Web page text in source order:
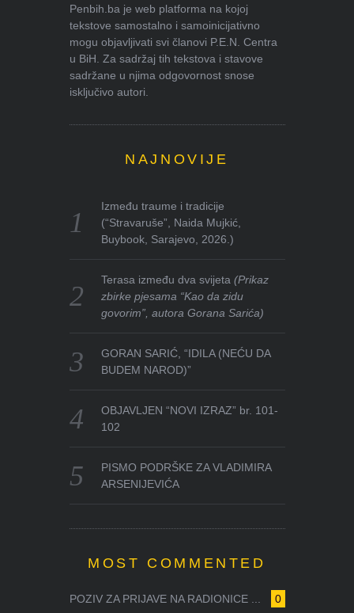
Penbih.ba je web platforma na kojoj
tekstove samostalno i samoinicijativno
mogu objavljivati svi članovi P.E.N. Centra
u BiH. Za sadržaj tih tekstova i stavove
sadržane u njima odgovornost snose
isključivo autori.
NAJNOVIJE
Između traume i tradicije
(“Stravaruše”, Naida Mujkić,
Buybook, Sarajevo, 2026.)
Terasa između dva svijeta(Prikaz
zbirke pjesama “Kao da zidu
govorim”, autora Gorana Sarića)
GORAN SARIĆ, “IDILA (NEĆU DA
BUDEM NAROD)”
OBJAVLJEN “NOVI IZRAZ” br. 101-
102
PISMO PODRŠKE ZA VLADIMIRA
ARSENIJEVIĆA
MOST COMMENTED
0
POZIV ZA PRIJAVE NA RADIONICE ...